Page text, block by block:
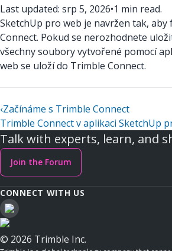
Last updated: srp 5, 2026•1 min read.
SketchUp pro web je navržen tak,
Connect. Pokud se nerozhodnete
všechny soubory vytvořené pomocí
web se uloží do Trimble Connect.
‹Začínáme s Trimble Connect
Trimble Connect v aplikaci SketchUp
Talk with experts, learn, and
Join the Forum
CONNECT WITH US
© 2026 Trimble Inc.